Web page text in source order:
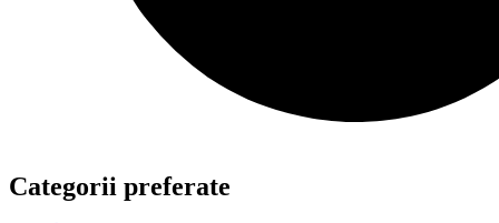
Categorii preferate